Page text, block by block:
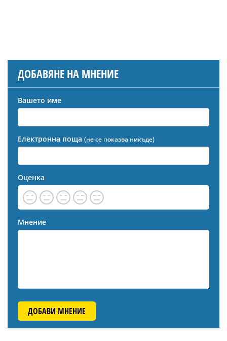
ДОБАВЯНЕ НА МНЕНИЕ
Вашето име
Електронна поща (не се показва никъде)
Оценка
Мнение
ДОБАВИ МНЕНИЕ